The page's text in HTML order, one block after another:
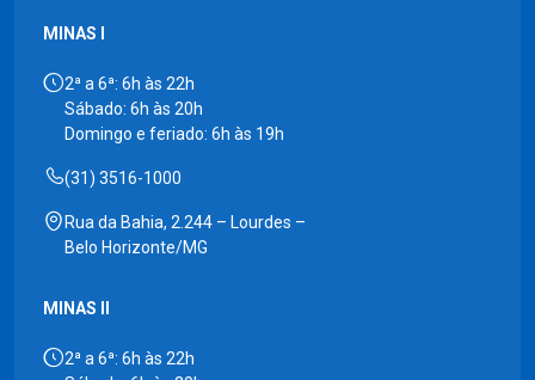
MINAS I
2ª a 6ª: 6h às 22h
Sábado: 6h às 20h
Domingo e feriado: 6h às 19h
(31) 3516-1000
Rua da Bahia, 2.244 – Lourdes –
Belo Horizonte/MG
MINAS II
2ª a 6ª: 6h às 22h